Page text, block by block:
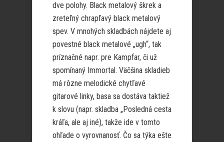
dve polohy. Black metalový škrek a
zreteľný chrapľavý black metalový
spev. V mnohých skladbách nájdete aj
povestné black metalové „ugh“, tak
príznačné napr. pre Kampfar, či už
spomínaný Immortal. Väčšina skladieb
má rôzne melodické chytľavé
gitarové linky, basa sa dostáva taktiež
k slovu (napr. skladba „Posledná cesta
kráľa, ale aj iné), takže ide v tomto
ohľade o vyrovnanosť. Čo sa týka ešte